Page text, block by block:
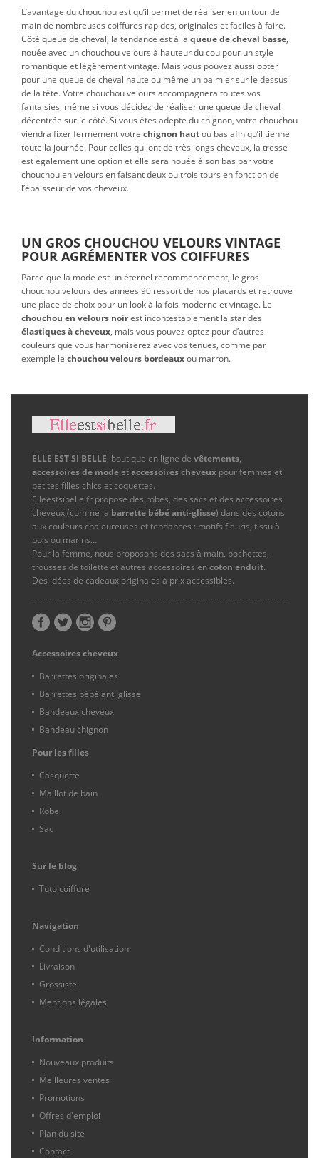
L’avantage du chouchou est qu’il permet de réaliser en un tour de
main de nombreuses coiffures rapides, originales et faciles à faire.
Côté queue de cheval, la tendance est à la queue de cheval basse,
nouée avec un chouchou velours à hauteur du cou pour un style
romantique et légèrement vintage. Mais vous pouvez aussi opter
pour une queue de cheval haute ou même un palmier sur le dessus
de la tête. Votre chouchou velours accompagnera toutes vos
fantaisies, même si vous décidez de réaliser une queue de cheval
décentrée sur le côté. Si vous êtes adepte du chignon, votre chouchou
viendra fixer fermement votre chignon hautou bas afin qu’il tienne
toute la journée. Pour celles qui ont de très longs cheveux, la tresse
est également une option et elle sera nouée à son bas par votre
chouchou en velours en faisant deux ou trois tours en fonction de
l’épaisseur de vos cheveux.
UN GROS CHOUCHOU VELOURS VINTAGE
POUR AGRÉMENTER VOS COIFFURES
Parce que la mode est un éternel recommencement, le gros
chouchou velours des années 90 ressort de nos placards et retrouve
une place de choix pour un look à la fois moderne et vintage. Le
chouchou en velours noirest incontestablement la star des
élastiques à cheveux, mais vous pouvez optez pour d’autres
couleurs que vous harmoniserez avec vos tenues, comme par
exemple le chouchou velours bordeauxou marron.
ELLE EST SI BELLE, boutique en ligne de vêtements,
accessoires de mode etaccessoires cheveux pour femmes et
petites filles chics et coquettes.
Elleestsibelle.fr propose des robes, des sacs et des accessoires
cheveux (comme la barrette bébé anti-glisse) dans des cotons
aux couleurs chaleureuses et tendances : motifs fleuris, tissu à
pois ou marins…
Pour la femme, nous proposons des sacs à main, pochettes,
trousses de toilette et autres accessoires encoton enduit.
Des idées de cadeaux originales à prix accessibles.
Accessoires cheveux
Barrettes originales
Barrettes bébé anti glisse
Bandeaux cheveux
Bandeau chignon
Pour les filles
Casquette
Maillot de bain
Robe
Sac
Sur le blog
Tuto coiffure
Navigation
Conditions d'utilisation
Livraison
Grossiste
Mentions légales
Information
Nouveaux produits
Meilleures ventes
Promotions
Offres d'emploi
Plan du site
Contact